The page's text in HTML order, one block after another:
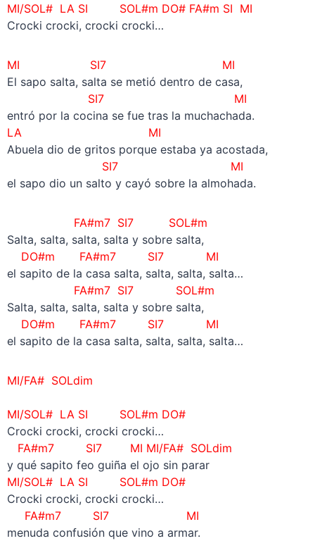
MI/SOL#LA SI SOL#m DO# FA#m SI MI
Crocki crocki, crocki crocki…
MI SI7 MI
El sapo salta, salta se metió dentro de casa,
SI7 MI
entró por la cocina se fue tras la muchachada.
LA MI
Abuela dio de gritos porque estaba ya acostada,
SI7 MI
el sapo dio un salto y cayó sobre la almohada.
FA#m7 SI7 SOL#m
Salta, salta, salta, salta y sobre salta,
DO#m FA#m7 SI7 MI
el sapito de la casa salta, salta, salta, salta…
FA#m7 SI7 SOL#m
Salta, salta, salta, salta y sobre salta,
DO#m FA#m7 SI7 MI
el sapito de la casa salta, salta, salta, salta…
MI/FA# SOLdim
MI/SOL#LA SI SOL#m DO#
Crocki crocki, crocki crocki…
FA#m7 SI7 MI MI/FA# SOLdim
y qué sapito feo guiña el ojo sin parar
MI/SOL#LA SI SOL#m DO#
Crocki crocki, crocki crocki…
FA#m7 SI7 MI
menuda confusión que vino a armar.